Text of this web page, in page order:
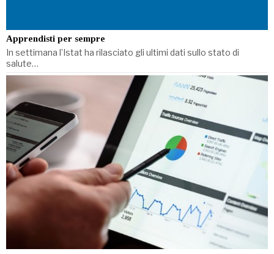
Apprendisti per sempre
In settimana l’Istat ha rilasciato gli ultimi dati sullo stato di
salute…